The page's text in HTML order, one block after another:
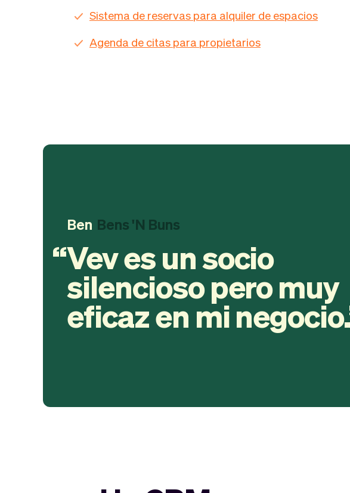
Sistema de reservas para alquiler de espacios
Agenda de citas para propietarios
Ben Bens 'N Buns
Vev es un socio
silencioso pero muy
eficaz en mi negocio.